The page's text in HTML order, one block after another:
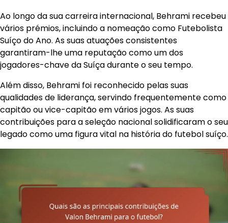
Ao longo da sua carreira internacional, Behrami recebeu
vários prémios, incluindo a nomeação como Futebolista
Suíço do Ano. As suas atuações consistentes
garantiram-lhe uma reputação como um dos
jogadores-chave da Suíça durante o seu tempo.
Além disso, Behrami foi reconhecido pelas suas
qualidades de liderança, servindo frequentemente como
capitão ou vice-capitão em vários jogos. As suas
contribuições para a seleção nacional solidificaram o seu
legado como uma figura vital na história do futebol suíço.